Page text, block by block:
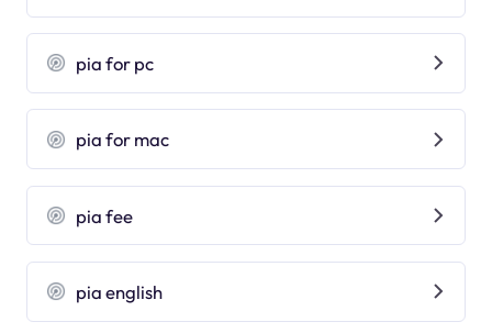
pia for pc
pia for mac
pia fee
pia english